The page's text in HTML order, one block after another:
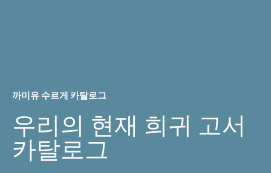
까미유 수르게 카탈로그
우리의 현재 희귀 고서
카탈로그